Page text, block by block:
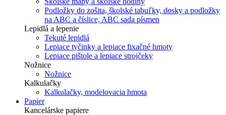
Podložky do zošita, školské tabuľky, dosky a podložky
na ABC a číslice, ABC sada písmen
Lepidlá a lepenie
Tekuté lepidlá
Lepiace tyčinky a lepiace fixačné hmoty
Lepiace pištole a lepiace strojčeky
Nožnice
Nožnice
Kalkulačky
Kalkulačky, modelovacia hmota
Papier
Kancelárske papiere